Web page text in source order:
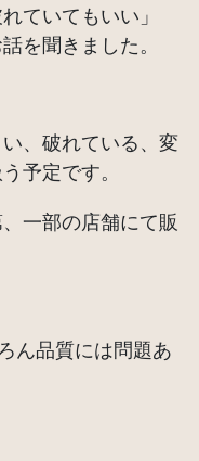
ていてもいい」
を聞きました。
、破れている、変
予定です。
一部の店舗にて販
ん品質には問題あ